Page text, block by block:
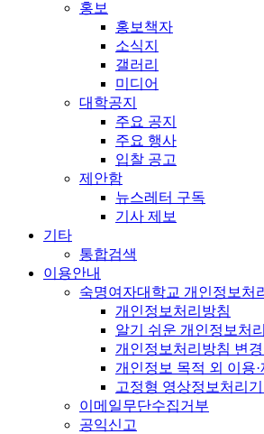
홍보
홍보책자
소식지
갤러리
미디어
대학공지
주요 공지
주요 행사
입찰 공고
제안함
뉴스레터 구독
기사 제보
기타
통합검색
이용안내
숙명여자대학교 개인정보처
개인정보처리방침
알기 쉬운 개인정보처
개인정보처리방침 변
개인정보 목적 외 이용
고정형 영상정보처리
이메일무단수집거부
공익신고